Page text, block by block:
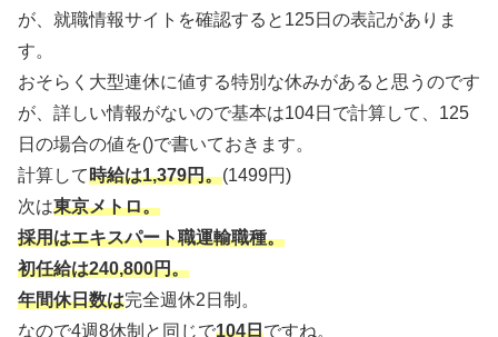
が、就職情報サイトを確認すると125日の表記がありま
す。
おそらく大型連休に値する特別な休みがあると思うのです
が、詳しい情報がないので基本は104日で計算して、125
日の場合の値を()で書いておきます。
計算して時給は1,379円。(1499円)
次は東京メトロ。
採用はエキスパート職運輸職種。
初任給は240,800円。
年間休日数は完全週休2日制。
なので4週8休制と同じで104日ですね。